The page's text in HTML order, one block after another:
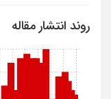
روند انتشار مقاله